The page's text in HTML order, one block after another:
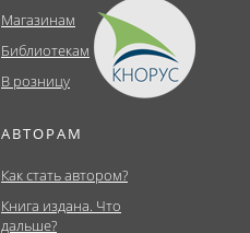
Магазинам
Библиотекам
В розницу
АВТОРАМ
Как стать автором?
Книга издана. Что
дальше?